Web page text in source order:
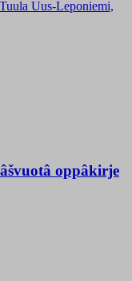
Uus-Leponiemi,
oppâkirje